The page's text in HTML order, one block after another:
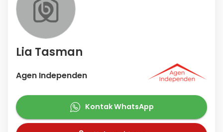
Lia Tasman
Agen Independen
Kontak WhatsApp